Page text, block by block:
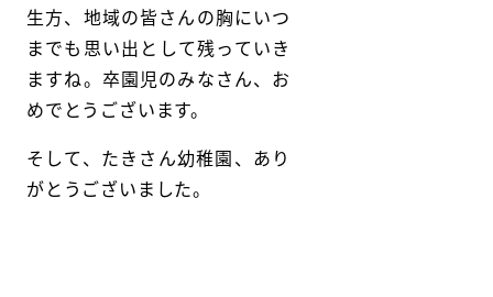
生方、地域の皆さんの胸にいつ
までも思い出として残っていき
ますね。卒園児のみなさん、お
めでとうございます。
そして、たきさん幼稚園、あり
がとうございました。